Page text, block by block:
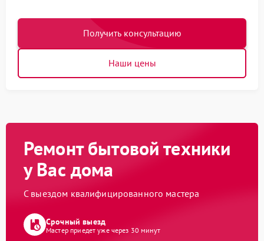
Получить консультацию
Наши цены
Ремонт бытовой техники
у Вас дома
С выездом квалифицированного мастера
Срочный выезд
Мастер приедет уже через 30 минут